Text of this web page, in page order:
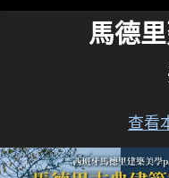
馬德
查看